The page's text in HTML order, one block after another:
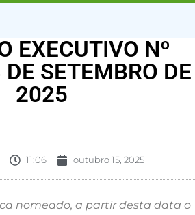
EXECUTIVO Nº
SETEMBRO DE
2025
11:06 outubro 15, 2025
nomeado, a partir desta data o